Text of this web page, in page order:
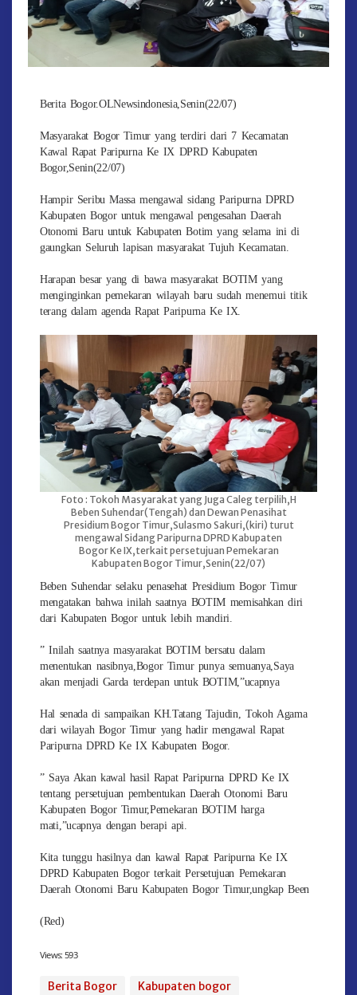
Berita Bogor.OLNewsindonesia,Senin(22/07)
Masyarakat Bogor Timur yang terdiri dari 7 Kecamatan
Kawal Rapat Paripurna Ke IX DPRD Kabupaten
Bogor,Senin(22/07)
Hampir Seribu Massa mengawal sidang Paripurna DPRD
Kabupaten Bogor untuk mengawal pengesahan Daerah
Otonomi Baru untuk Kabupaten Botim yang selama ini di
gaungkan Seluruh lapisan masyarakat Tujuh Kecamatan.
Harapan besar yang di bawa masyarakat BOTIM yang
menginginkan pemekaran wilayah baru sudah menemui titik
terang dalam agenda Rapat Paripurna Ke IX.
Foto : Tokoh Masyarakat yang Juga Caleg terpilih,H
Beben Suhendar(Tengah) dan Dewan Penasihat
Presidium Bogor Timur,Sulasmo Sakuri,(kiri) turut
mengawal Sidang Paripurna DPRD Kabupaten
Bogor Ke IX,terkait persetujuan Pemekaran
Kabupaten Bogor Timur,Senin(22/07)
Beben Suhendar selaku penasehat Presidium Bogor Timur
mengatakan bahwa inilah saatnya BOTIM memisahkan diri
dari Kabupaten Bogor untuk lebih mandiri.
” Inilah saatnya masyarakat BOTIM bersatu dalam
menentukan nasibnya,Bogor Timur punya semuanya,Saya
akan menjadi Garda terdepan untuk BOTIM,”ucapnya
Hal senada di sampaikan KH.Tatang Tajudin, Tokoh Agama
dari wilayah Bogor Timur yang hadir mengawal Rapat
Paripurna DPRD Ke IX Kabupaten Bogor.
” Saya Akan kawal hasil Rapat Paripurna DPRD Ke IX
tentang persetujuan pembentukan Daerah Otonomi Baru
Kabupaten Bogor Timur,Pemekaran BOTIM harga
mati,”ucapnya dengan berapi api.
Kita tunggu hasilnya dan kawal Rapat Paripurna Ke IX
DPRD Kabupaten Bogor terkait Persetujuan Pemekaran
Daerah Otonomi Baru Kabupaten Bogor Timur,ungkap Been
(Red)
Views: 593
Berita Bogor
Kabupaten bogor